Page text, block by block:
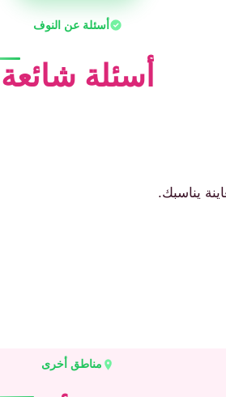
أسئلة عن النوف
أسئلة شائعة
يناسبك.
مناطق أخرى